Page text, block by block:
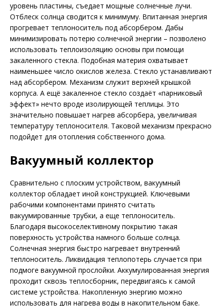
уровень пластины, съедает мощные солнечные лучи.
Отблеск солнца сводится к минимуму. Впитанная энергия
прогревает теплоноситель под абсорбером. Дабы
минимизировать потерю солнечной энергии – позволено
использовать теплоизоляцию основы при помощи
закаленного стекла. Подобная материя охватывает
наименьшее число окислов железа. Стекло устанавливают
над абсорбером. Механизм служит верхней крышкой
корпуса. А ещё закаленное стекло создаёт «парниковый
эффект» нечто вроде изолирующей теплицы. Это
значительно повышает нагрев абсорбера, увеличивая
температуру теплоносителя. Таковой механизм прекрасно
подойдет для отопления собственного дома.
Вакуумный коллектор
Сравнительно с плоским устройством, вакуумный
коллектор обладает иной конструкцией. Ключевыми
рабочими компонентами принято считать
вакуумированные трубки, а еще теплоноситель.
Благодаря высокоселективному покрытию такая
поверхность устройства намного больше солнца.
Солнечная энергия быстро нагревает внутренний
теплоноситель. Ликвидация теплопотерь случается при
подмоге вакуумной прослойки. Аккумулированная энергия
проходит сквозь теплосборник, передвигаясь к самой
системе устройства. Накопленную энергию можно
использовать для нагрева воды в накопительном баке.